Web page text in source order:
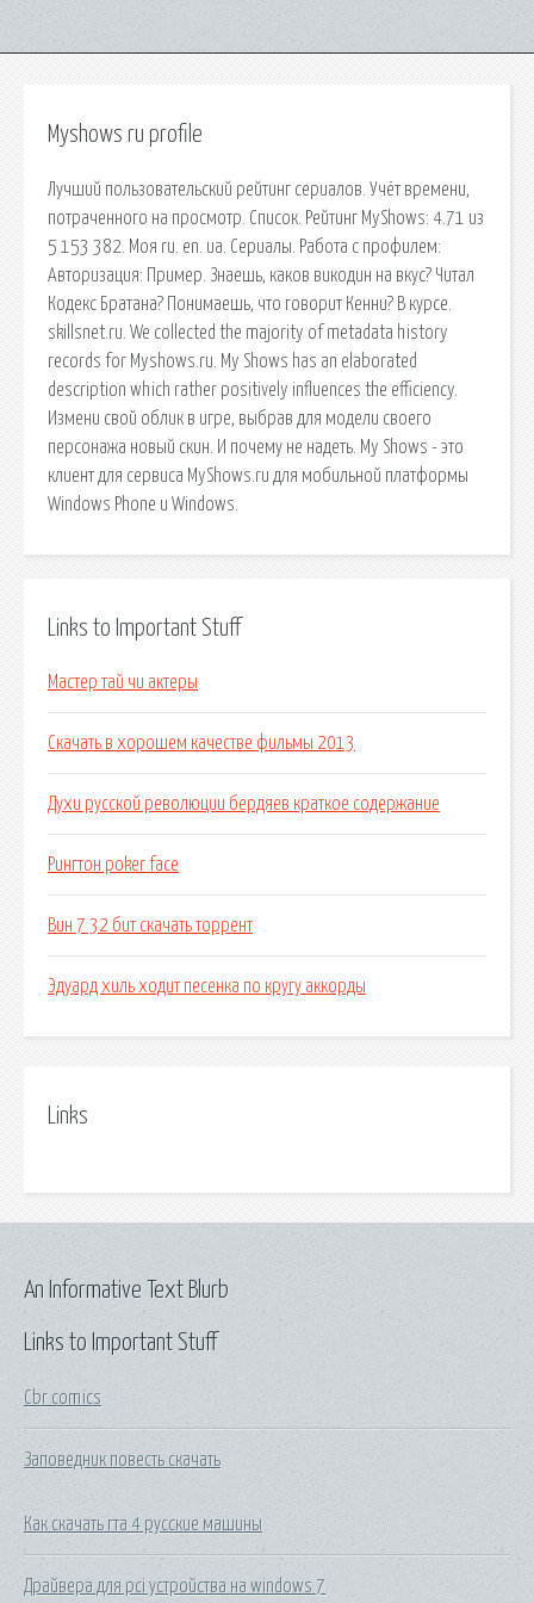
Myshows ru profile
Лучший пользовательский рейтинг сериалов. Учёт времени,
потраченного на просмотр. Список. Рейтинг MyShows: 4.71 из
5 153 382. Моя ru. en. ua. Сериалы. Работа с профилем:
Авторизация: Пример. Знаешь, каков викодин на вкус? Читал
Кодекс Братана? Понимаешь, что говорит Кенни? В курсе.
skillsnet.ru. We collected the majority of metadata history
records for Myshows.ru. My Shows has an elaborated
description which rather positively influences the efficiency.
Измени свой облик в игре, выбрав для модели своего
персонажа новый скин. И почему не надеть. My Shows - это
клиент для сервиса MyShows.ru для мобильной платформы
Windows Phone и Windows.
Links to Important Stuff
Мастер тай чи актеры
Скачать в хорошем качестве фильмы 2013
Духи русской революции бердяев краткое содержание
Рингтон poker face
Вин 7 32 бит скачать торрент
Эдуард хиль ходит песенка по кругу аккорды
Links
Links to Important Stuff
Cbr comics
Заповедник повесть скачать
Как скачать гта 4 русские машины
Драйвера для pci устройства на windows 7
An Informative Text Blurb